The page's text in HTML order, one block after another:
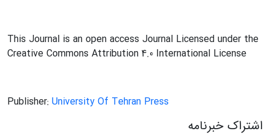
This Journal is an open access Journal Licensed under the
Creative Commons Attribution 4.0 International License
Publisher: University Of Tehran Press
اشتراک خبرنامه